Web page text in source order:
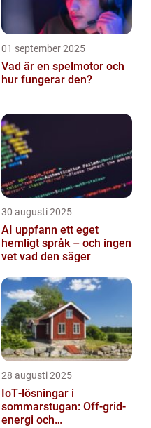
01 september 2025
Vad är en spelmotor och
hur fungerar den?
30 augusti 2025
AI uppfann ett eget
hemligt språk – och ingen
vet vad den säger
28 augusti 2025
IoT‑lösningar i
sommarstugan: Off‑grid-
energi och